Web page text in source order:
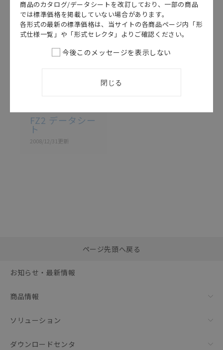
ものであり、変更・改定させていただいている可能性
があります。改めて当サイトの掲載内容をご確認のう
え、ご用命下さいますようお願いいたします。
FZ2 データシー
ト
2008/12/31更新
括ダウンロード
ページ先頭へ戻る
お知らせ・最新情報
商品情報
ソリューション
ダウンロードセンタ
商品のカタログ/データシートを改訂しており、一部の商品
では標準価格を掲載していない場合があります。
各形式の最新の標準価格は、当サイトの各商品ページ内「形
式仕様一覧」や「形式セレクタ」よりご確認ください。
今後このメッセージを表示しない
閉じる